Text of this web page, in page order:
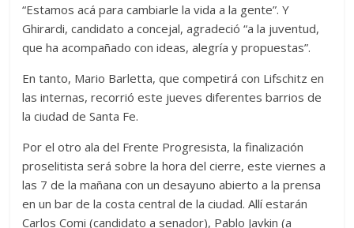
“Estamos acá para cambiarle la vida a la gente”. Y
Ghirardi, candidato a concejal, agradeció “a la juventud,
que ha acompañado con ideas, alegría y propuestas”.
En tanto, Mario Barletta, que competirá con Lifschitz en
las internas, recorrió este jueves diferentes barrios de
la ciudad de Santa Fe.
Por el otro ala del Frente Progresista, la finalización
proselitista será sobre la hora del cierre, este viernes a
las 7 de la mañana con un desayuno abierto a la prensa
en un bar de la costa central de la ciudad. Allí estarán
Carlos Comi (candidato a senador), Pablo Javkin (a